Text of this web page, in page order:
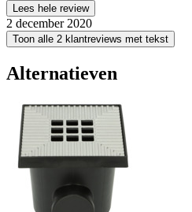
Lees hele review
2 december 2020
Toon alle 2 klantreviews met tekst
Alternatieven